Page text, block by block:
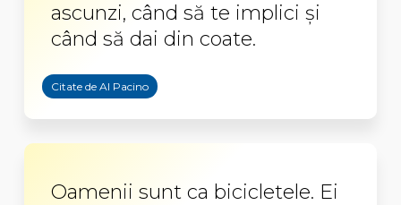
ascunzi, când să te implici şi
când să dai din coate.
Citate de Al Pacino
Oamenii sunt ca bicicletele. Ei